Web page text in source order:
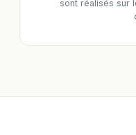
sont réalisés sur